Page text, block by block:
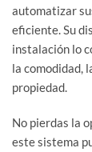
automatizar
eficiente. Su
instalación lo
la comodidad,
propiedad.
No pierdas la
este sistema